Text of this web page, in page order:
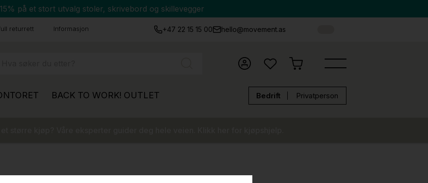
15% på et stort utvalg stoler, skrivebord og skillevegger
returrett Informasjon +47 22 15 15 00 hello@movement.as
BACK TO WORK! OUTLET Bedrift Privatperson